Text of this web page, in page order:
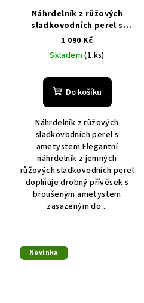
Náhrdelník z růžových
sladkovodních perel s
ametystem
1 090 Kč
Skladem(1 ks)
Do košíku
Náhrdelník z růžových
sladkovodních perel s
ametystem Elegantní
náhrdelník z jemných
růžových sladkovodních perel
doplňuje drobný přívěsek s
broušeným ametystem
zasazeným do...
Novinka